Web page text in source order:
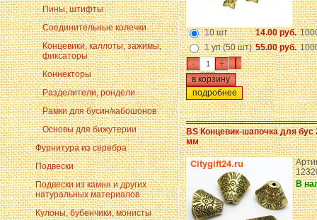
Пины, штифты
Соединительные колечки
Концевики, каллоты, зажимы,
фиксаторы
Коннекторы
Разделители, рондели
Рамки для бусин/кабошонов
Основы для бижутерии
Фурнитура из серебра
Подвески
Подвески из камня и других
натуральных материалов
Кулоны, бубенчики, монисты
10 шт 14.00 руб.
1 уп (50 шт) 55.00 руб.
- +
подробнее
BS Концевик-шапочка для бус
мм
В